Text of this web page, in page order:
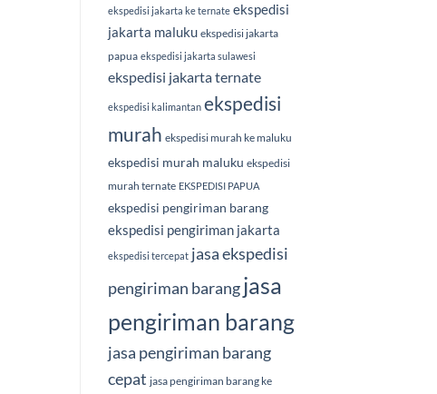
ekspedisi jakarta ke ternate ekspedisi
jakarta maluku ekspedisi jakarta
papua ekspedisi jakarta sulawesi
ekspedisi jakarta ternate
ekspedisi kalimantan ekspedisi
murah ekspedisi murah ke maluku
ekspedisi murah maluku ekspedisi
murah ternate EKSPEDISI PAPUA
ekspedisi pengiriman barang
ekspedisi pengiriman jakarta
ekspedisi tercepat jasa ekspedisi
pengiriman barang jasa
pengiriman barang
jasa pengiriman barang
cepat jasa pengiriman barang ke